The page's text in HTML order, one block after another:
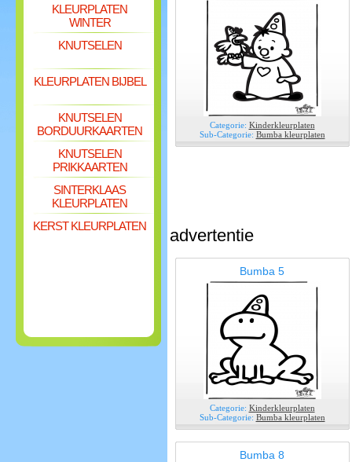
KLEURPLATEN
WINTER
KNUTSELEN
KLEURPLATEN BIJBEL
KNUTSELEN
BORDUURKAARTEN
KNUTSELEN
PRIKKAARTEN
SINTERKLAAS
KLEURPLATEN
KERST KLEURPLATEN
Categorie: Kinderkleurplaten
Sub-Categorie: Bumba kleurplaten
advertentie
Bumba 5
Categorie: Kinderkleurplaten
Sub-Categorie: Bumba kleurplaten
Bumba 8